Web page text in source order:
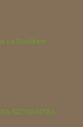
na Goričkem
GEOGRAFSKA